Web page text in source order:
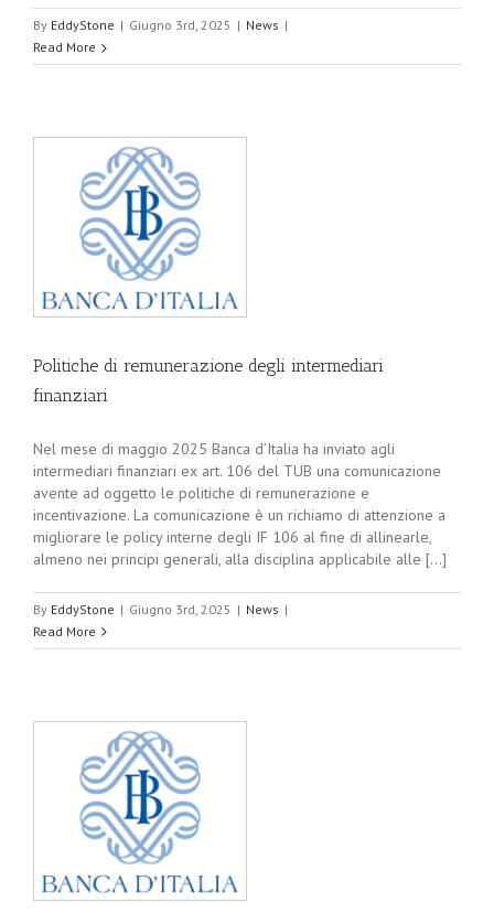
By EddyStone | Giugno 3rd, 2025 | News |
Read More
Politiche di remunerazione degli intermediari
finanziari
Nel mese di maggio 2025 Banca d’Italia ha inviato agli
intermediari finanziari ex art. 106 del TUB una comunicazione
avente ad oggetto le politiche di remunerazione e
incentivazione. La comunicazione è un richiamo di attenzione a
migliorare le policy interne degli IF 106 al fine di allinearle,
almeno nei principi generali, alla disciplina applicabile alle [...]
By EddyStone | Giugno 3rd, 2025 | News |
Read More